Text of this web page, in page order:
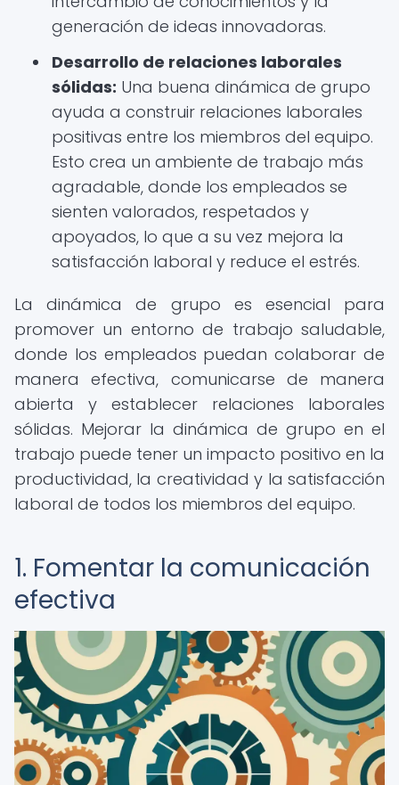
generación de ideas innovadoras.
Desarrollo de relaciones laborales
sólidas: Una buena dinámica de grupo
ayuda a construir relaciones laborales
positivas entre los miembros del equipo.
Esto crea un ambiente de trabajo más
agradable, donde los empleados se
sienten valorados, respetados y
apoyados, lo que a su vez mejora la
satisfacción laboral y reduce el estrés.
La dinámica de grupo es esencial para
promover un entorno de trabajo saludable,
donde los empleados puedan colaborar de
manera efectiva, comunicarse de manera
abierta y establecer relaciones laborales
sólidas. Mejorar la dinámica de grupo en el
trabajo puede tener un impacto positivo en la
productividad, la creatividad y la satisfacción
laboral de todos los miembros del equipo.
1. Fomentar la comunicación
efectiva